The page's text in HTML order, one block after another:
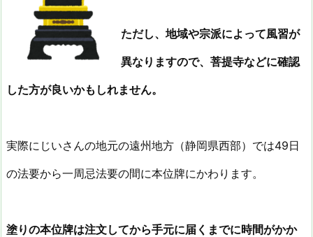
ただし、地域や宗派によって風習が
異なりますので、菩提寺などに確認
した方が良いかもしれません。
実際にじいさんの地元の遠州地方（静岡県西部）では49日
の法要から一周忌法要の間に本位牌にかわります。
塗りの本位牌は注文してから手元に届くまでに時間がかか